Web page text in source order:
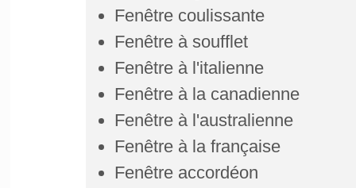
Fenêtre coulissante
Fenêtre à soufflet
Fenêtre à l'italienne
Fenêtre à la canadienne
Fenêtre à l'australienne
Fenêtre à la française
Fenêtre accordéon